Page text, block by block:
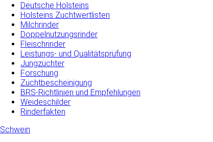
Deutsche Holsteins
Holsteins Zuchtwertlisten
Milchrinder
Doppelnutzungsrinder
Fleischrinder
Leistungs- und Qualitätsprüfung
Jungzüchter
Forschung
Zuchtbescheinigung
BRS-Richtlinien und Empfehlungen
Weideschilder
Rinderfakten
Schwein